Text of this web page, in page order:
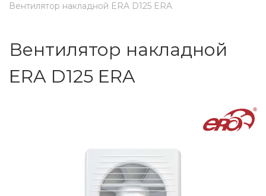
Вентилятор накладной ERA D125 ERA
Вентилятор накладной
ERA D125 ERA